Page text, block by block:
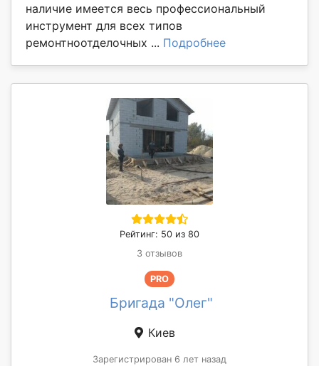
наличие имеется весь профессиональный
инструмент для всех типов
ремонтноотделочных ... Подробнее
Рейтинг: 50 из 80
3 отзывов
PRO
Бригада "Олег"
Киев
Зарегистрирован 6 лет назад